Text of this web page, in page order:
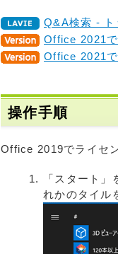
Q&A検索 - ト
Office 2021
Office 2021
操作手順
Office 2019でライセ
「スタート
れかのタイル